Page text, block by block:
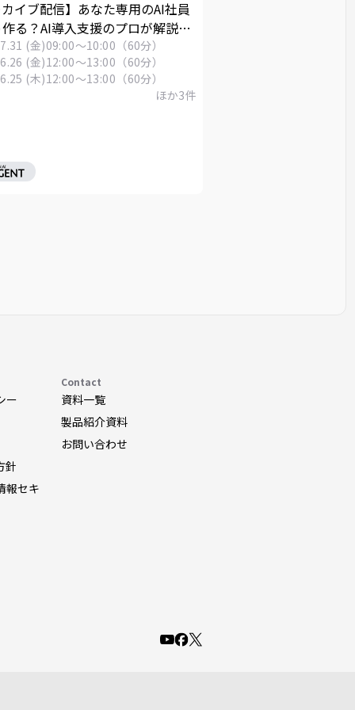
カイブ配信】あなた専用のAI社員
る？AI導入支援のプロが解説す
」活用ウェビナー
(金)09:00～10:00（60分）
(金)12:00～13:00（60分）
(木)12:00～13:00（60分）
ほか3件
ー
針
報セキ
Contact
資料一覧
製品紹介資料
お問い合わせ